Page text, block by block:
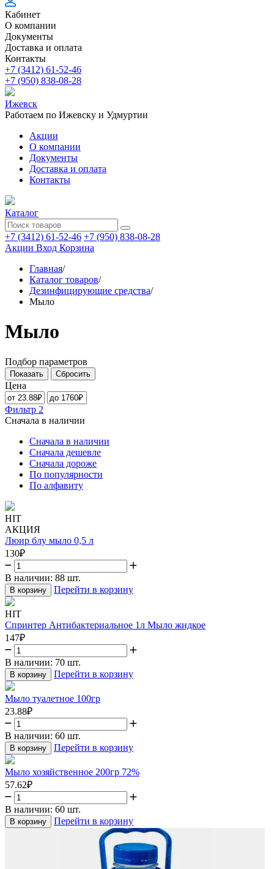
Кабинет
О компании
Документы
Доставка и оплата
Контакты
+7 (3412) 61-52-46
+7 (950) 838-08-28
Ижевск
Работаем по Ижевску и Удмуртии
Акции
О компании
Документы
Доставка и оплата
Контакты
Каталог
+7 (3412) 61-52-46 +7 (950) 838-08-28
Акции Вход Корзина
Главная/
Каталог товаров/
Дезинфицирующие средства/
Мыло
Мыло
Подбор параметров
Цена
Фильтр 2
Сначала в наличии
Сначала в наличии
Сначала дешевле
Сначала дороже
По популярности
По алфавиту
HIT
АКЦИЯ
Люир блу мыло 0,5 л
130₽
В наличии: 88 шт.
В корзину Перейти в корзину
HIT
Спринтер Антибактериальное 1л Мыло жидкое
147₽
В наличии: 70 шт.
В корзину Перейти в корзину
Мыло туалетное 100гр
23.88₽
В наличии: 60 шт.
В корзину Перейти в корзину
Мыло хозяйственное 200гр 72%
57.62₽
В наличии: 60 шт.
В корзину Перейти в корзину